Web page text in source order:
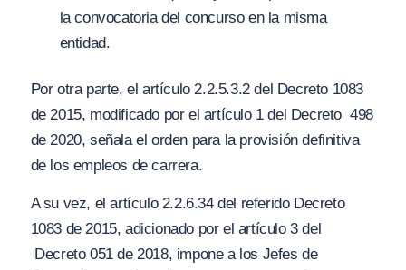
la convocatoria del concurso en la misma
entidad.
Por otra parte, el artículo 2.2.5.3.2 del Decreto 1083
de 2015, modificado por el artículo 1 del Decreto 498
de 2020, señala el orden para la provisión definitiva
de los empleos de carrera.
A su vez, el artículo 2.2.6.34 del referido Decreto
1083 de 2015, adicionado por el artículo 3 del
Decreto 051 de 2018, impone a los Jefes de